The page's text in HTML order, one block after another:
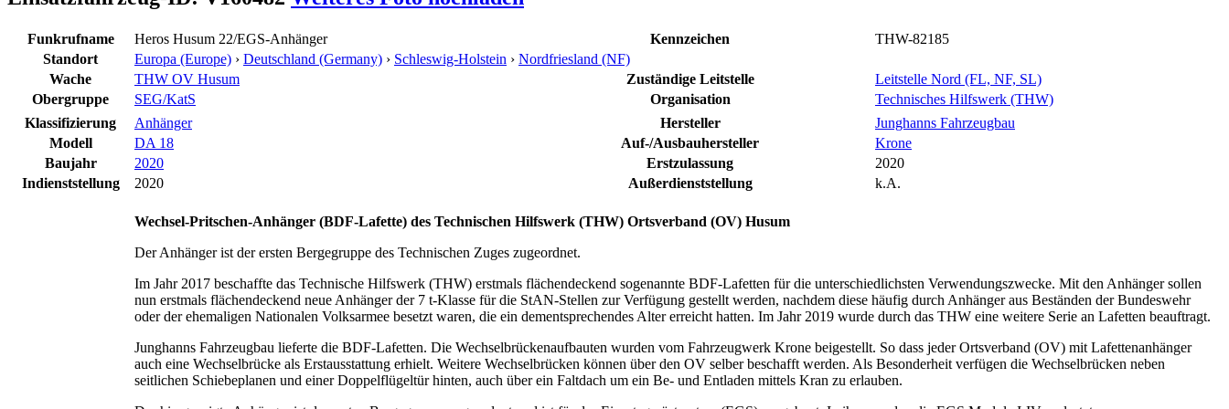
Funkrufname Heros Husum 22/EGS-Anhänger Kennzeichen
THW-82185
Standort
Europa (Europe) › Deutschland (Germany) › Schleswig-Holstein › Nordfriesland (NF)
Wache
THW OV Husum Zuständige Leitstelle
Leitstelle Nord (FL, NF, SL)
Obergruppe
SEG/KatS Organisation
Technisches Hilfswerk (THW)
Klassifizierung
Anhänger Hersteller
Junghanns Fahrzeugbau
Modell
DA 18 Auf-/Ausbauhersteller
Krone
Baujahr
2020 Erstzulassung
2020
Indienststellung
2020 Außerdienststellung k.A.
Wechsel-Pritschen-Anhänger (BDF-Lafette) des Technischen Hilfswerk (THW) Ortsverband (OV) Husum
Der Anhänger ist der ersten Bergegruppe des Technischen Zuges zugeordnet.
Im Jahr 2017 beschaffte das Technische Hilfswerk (THW) erstmals flächendeckend sogenannte BDF-Lafetten für die unterschiedlichsten Verwendungszwecke. Mit den Anhänger sollen
nun erstmals flächendeckend neue Anhänger der 7 t-Klasse für die StAN-Stellen zur Verfügung gestellt werden, nachdem diese häufig durch Anhänger aus Beständen der Bundeswehr
oder der ehemaligen Nationalen Volksarmee besetzt waren, die ein dementsprechendes Alter erreicht hatten. Im Jahr 2019 wurde durch das THW eine weitere Serie an Lafetten beauftragt.
Junghanns Fahrzeugbau lieferte die BDF-Lafetten. Die Wechselbrückenaufbauten wurden vom Fahrzeugwerk Krone beigestellt. So dass jeder Ortsverband (OV) mit Lafettenanhänger
auch eine Wechselbrücke als Erstausstattung erhielt. Weitere Wechselbrücken können über den OV selber beschafft werden. Als Besonderheit verfügen die Wechselbrücken neben
seitlichen Schiebeplanen und einer Doppelflügeltür hinten, auch über ein Faltdach um ein Be- und Entladen mittels Kran zu erlauben.